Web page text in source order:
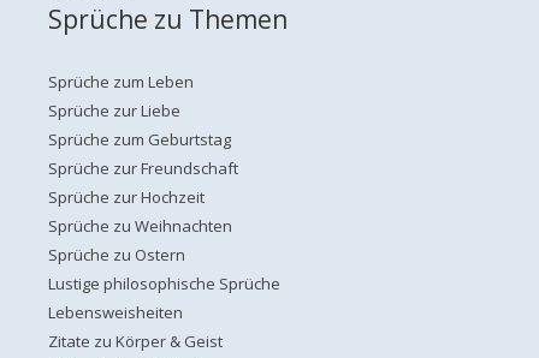
Sprüche zu Themen
Sprüche zum Leben
Sprüche zur Liebe
Sprüche zum Geburtstag
Sprüche zur Freundschaft
Sprüche zur Hochzeit
Sprüche zu Weihnachten
Sprüche zu Ostern
Lustige philosophische Sprüche
Lebensweisheiten
Zitate zu Körper & Geist